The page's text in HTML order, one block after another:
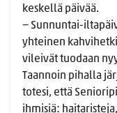
keskellä päivää.
− Sunnuntai-
yhteinen
vileivät tuodaan
Taannoin pihalla
totesi, että
ihmisiä: